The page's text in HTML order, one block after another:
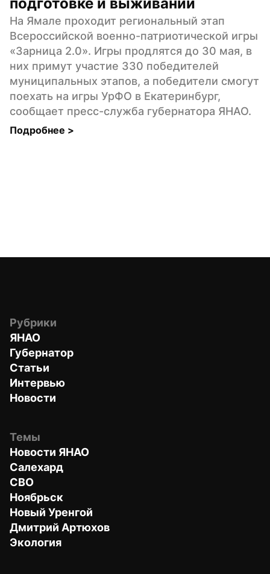
На Ямале проходит региональный этап
Всероссийской военно-патриотической игры
«Зарница 2.0». Игры продлятся до 30 мая, в
них примут участие 330 победителей
муниципальных этапов, а победители смогут
поехать на игры УрФО в Екатеринбург,
сообщает пресс-служба губернатора ЯНАО.
Подробнее >
Рубрики
ЯНАО
Губернатор
Статьи
Интервью
Новости
Темы
Новости ЯНАО
Салехард
СВО
Ноябрьск
Новый Уренгой
Дмитрий Артюхов
Экология